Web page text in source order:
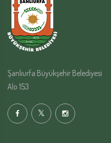
Şanlıurfa Büyükşehir Belediyesi
Alo 153